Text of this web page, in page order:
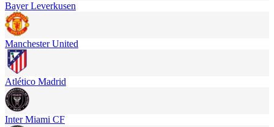
Bayer Leverkusen
Manchester United
Atlético Madrid
Inter Miami CF